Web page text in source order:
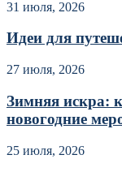
31 июля, 2026
Идеи для
27 июля, 2026
Зимняя искра:
новогодние
25 июля, 2026